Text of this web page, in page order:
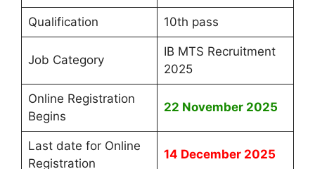
Qualification 10th pass
Job Category
IB MTS Recruitment
2025
Online Registration
Begins
22 November 2025
Last date for Online
Registration
14 December 2025